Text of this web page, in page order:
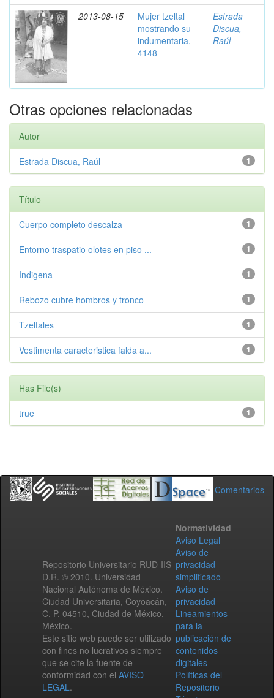
2013-08-15
Mujer tzeltal
mostrando su
indumentaria,
4148
Estrada
Discua,
Raúl
Otras opciones relacionadas
Autor
1
Estrada Discua, Raúl
Título
1
Cuerpo completo descalza
1
Entorno traspatio olotes en piso ...
1
Indigena
1
Rebozo cubre hombros y tronco
1
Tzeltales
1
Vestimenta caracteristica falda a...
Has File(s)
1
true
Comentarios
Repositorio Universitario RUD-IIS
D.R. © 2010. Universidad
Nacional Autónoma de México.
Ciudad Universitaria, Coyoacán,
C. P. 04510, Ciudad de México,
México.
Este sitio web puede ser utilizado
con fines no lucrativos siempre
que se cite la fuente de
conformidad con el AVISO
LEGAL.
Normatividad
Aviso Legal
Aviso de
privacidad
simplificado
Aviso de
privacidad
Lineamientos
para la
publicación de
contenidos
digitales
Políticas del
Repositorio